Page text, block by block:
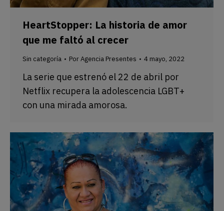
HeartStopper: La historia de amor
que me faltó al crecer
Sin categoría PorAgencia Presentes 4 mayo, 2022
La serie que estrenó el 22 de abril por
Netflix recupera la adolescencia LGBT+
con una mirada amorosa.